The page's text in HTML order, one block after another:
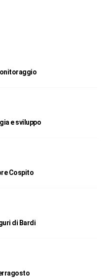
e sviluppo
Cospito
di Bardi